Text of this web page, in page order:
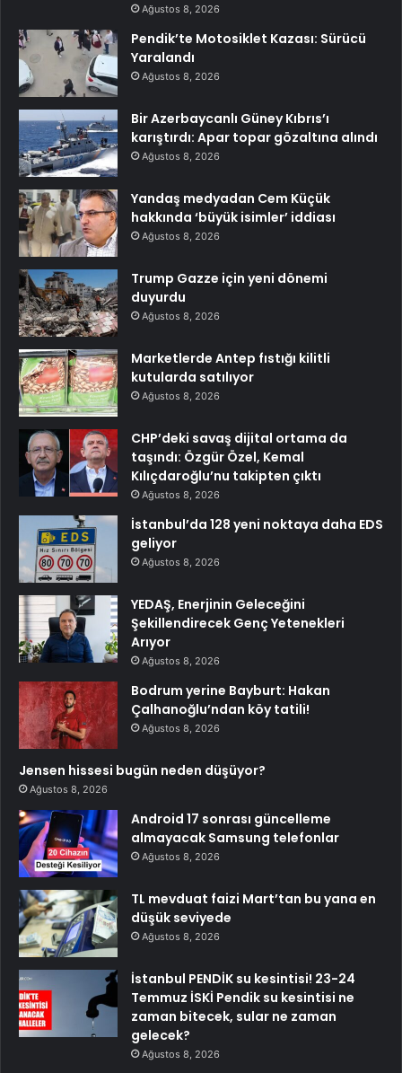
Ağustos 8, 2026
Pendik’te Motosiklet Kazası: Sürücü
Yaralandı
Ağustos 8, 2026
Bir Azerbaycanlı Güney Kıbrıs’ı
karıştırdı: Apar topar gözaltına alındı
Ağustos 8, 2026
Yandaş medyadan Cem Küçük
hakkında ‘büyük isimler’ iddiası
Ağustos 8, 2026
Trump Gazze için yeni dönemi
duyurdu
Ağustos 8, 2026
Marketlerde Antep fıstığı kilitli
kutularda satılıyor
Ağustos 8, 2026
CHP’deki savaş dijital ortama da
taşındı: Özgür Özel, Kemal
Kılıçdaroğlu’nu takipten çıktı
Ağustos 8, 2026
İstanbul’da 128 yeni noktaya daha EDS
geliyor
Ağustos 8, 2026
YEDAŞ, Enerjinin Geleceğini
Şekillendirecek Genç Yetenekleri
Arıyor
Ağustos 8, 2026
Bodrum yerine Bayburt: Hakan
Çalhanoğlu’ndan köy tatili!
Ağustos 8, 2026
Jensen hissesi bugün neden düşüyor?
Ağustos 8, 2026
Android 17 sonrası güncelleme
almayacak Samsung telefonlar
Ağustos 8, 2026
TL mevduat faizi Mart’tan bu yana en
düşük seviyede
Ağustos 8, 2026
İstanbul PENDİK su kesintisi! 23-24
Temmuz İSKİ Pendik su kesintisi ne
zaman bitecek, sular ne zaman
gelecek?
Ağustos 8, 2026